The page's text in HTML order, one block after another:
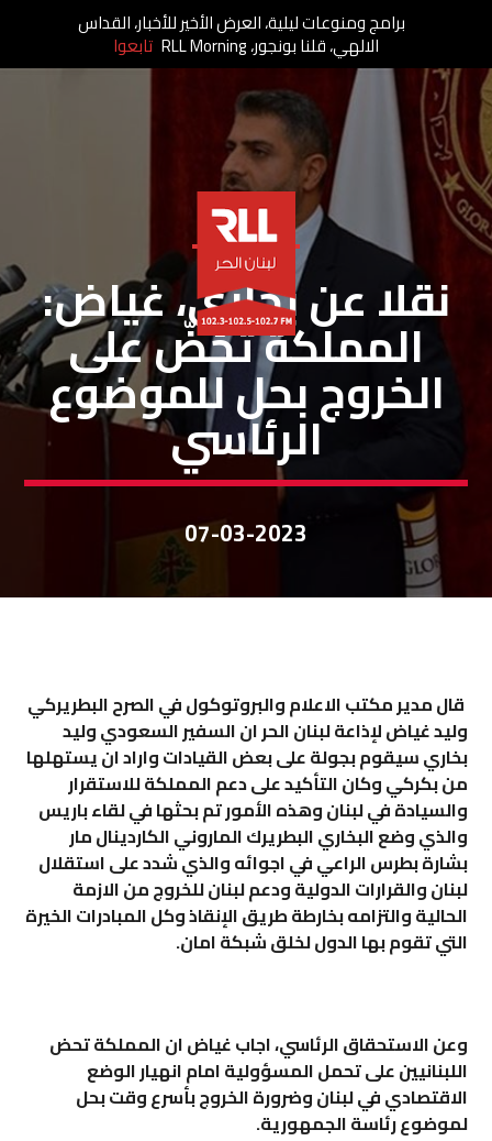
خاص لبنان الحر
نقلا عن بخاري، غياض:
المملكة تَحُضّ على
الخروج بحل للموضوع
الرئاسي
07-03-2023
قال مدير مكتب الاعلام والبروتوكول في الصرح البطريركي
وليد غياض لإذاعة لبنان الحر ان السفير السعودي وليد
بخاري سيقوم بجولة على بعض القيادات واراد ان يستهلها
من بكركي وكان التأكيد على دعم المملكة للاستقرار
والسيادة في لبنان وهذه الأمور تم بحثها في لقاء باريس
والذي وضع البخاري البطريرك الماروني الكاردينال مار
بشارة بطرس الراعي في اجوائه والذي شدد على استقلال
لبنان والقرارات الدولية ودعم لبنان للخروج من الازمة
الحالية والتزامه بخارطة طريق الإنقاذ وكل المبادرات الخيرة
التي تقوم بها الدول لخلق شبكة امان.
وعن الاستحقاق الرئاسي، اجاب غياض ان المملكة تحض
اللبنانيين على تحمل المسؤولية امام انهيار الوضع
الاقتصادي في لبنان وضرورة الخروج بأسرع وقت بحل
لموضوع رئاسة الجمهورية.
برامج ومنوعات ليلية، العرض الأخير للأخبار، القداس
الالهي، قلنا بونجور، RLL Morning تابعوا